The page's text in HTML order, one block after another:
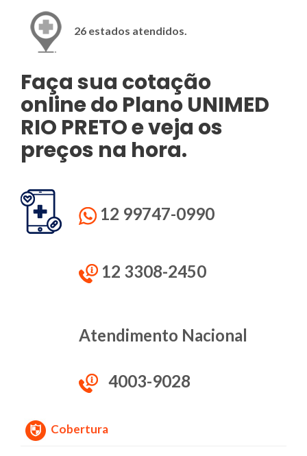
26 estados atendidos.
Faça sua cotação
online do PlanoUNIMED
RIO PRETO e veja os
preços na hora.
12 99747-0990
12 3308-2450
Atendimento Nacional
4003-9028
Cobertura